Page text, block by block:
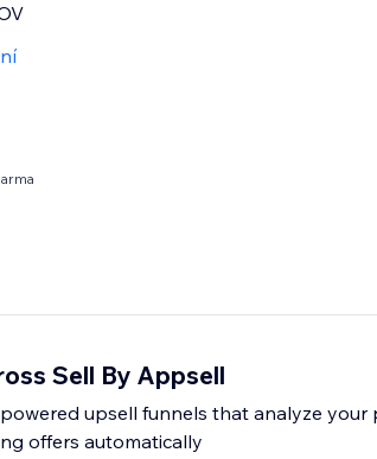
Sell By Appsell
upsell funnels that analyze
offers automatically